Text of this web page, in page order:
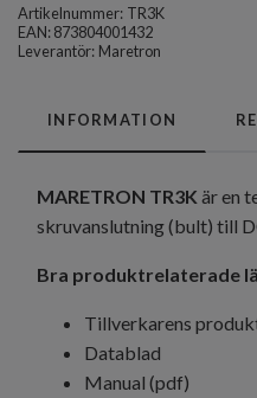
Artikelnummer: TR3K
EAN: 873804001432
Leverantör: Maretron
INFORMATION
MARETRON TR3K är en
skruvanslutning (bult) till
Bra produktrelaterade
Tillverkarens
Datablad
Manual (pdf)